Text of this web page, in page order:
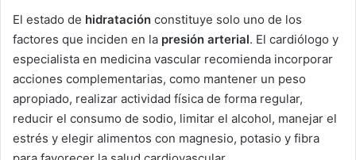
El estado de hidratación constituye solo uno de los
factores que inciden en la presión arterial. El cardiólogo y
especialista en medicina vascular recomienda incorporar
acciones complementarias, como mantener un peso
apropiado, realizar actividad física de forma regular,
reducir el consumo de sodio, limitar el alcohol, manejar el
estrés y elegir alimentos con magnesio, potasio y fibra